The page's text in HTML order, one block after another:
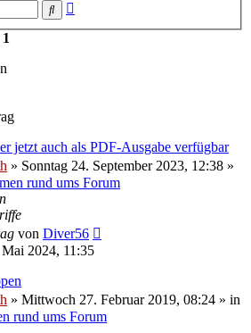
Suche
1
jetzt auch als PDF-Ausgabe verfügbar
» Sonntag 24. September 2023, 12:38 »
rund ums Forum
von Diver56
2024, 11:35
» Mittwoch 27. Februar 2019, 08:24 » in
rund ums Forum